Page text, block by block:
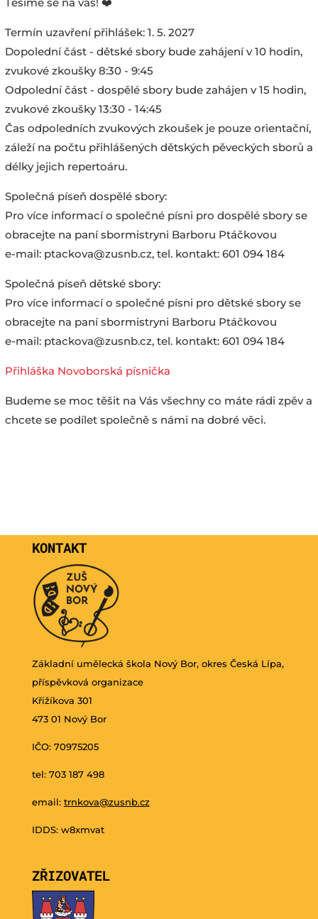
Termín uzavření přihlášek: 1. 5. 2027
Dopolední část - dětské sbory bude zahájení v 10 hodin,
zvukové zkoušky 8:30 - 9:45
Odpolední část - dospělé sbory bude zahájen v 15 hodin,
zvukové zkoušky 13:30 - 14:45
Čas odpoledních zvukových zkoušek je pouze orientační,
záleží na počtu přihlášených dětských pěveckých sborů a
délky jejich repertoáru.
Společná píseň dospělé sbory:
Pro více informací o společné písni pro dospělé sbory se
obracejte na paní sbormistryni Barboru Ptáčkovou
e-mail: ptackova@zusnb.cz, tel. kontakt: 601 094 184
Společná píseň dětské sbory:
Pro více informací o společné písni pro dětské sbory se
obracejte na paní sbormistryni Barboru Ptáčkovou
e-mail: ptackova@zusnb.cz, tel. kontakt: 601 094 184
Přihláška Novoborská písnička
Budeme se moc těšit na Vás všechny co máte rádi zpěv a
chcete se podílet společně s námi na dobré věci.
KONTAKT
Základní umělecká škola Nový Bor, okres Česká Lípa,
příspěvková organizace
Křižíkova 301
473 01 Nový Bor
IČO: 70975205
tel: 703 187 498
email: trnkova@zusnb.cz
IDDS: w8xmvat
ZŘIZOVATEL